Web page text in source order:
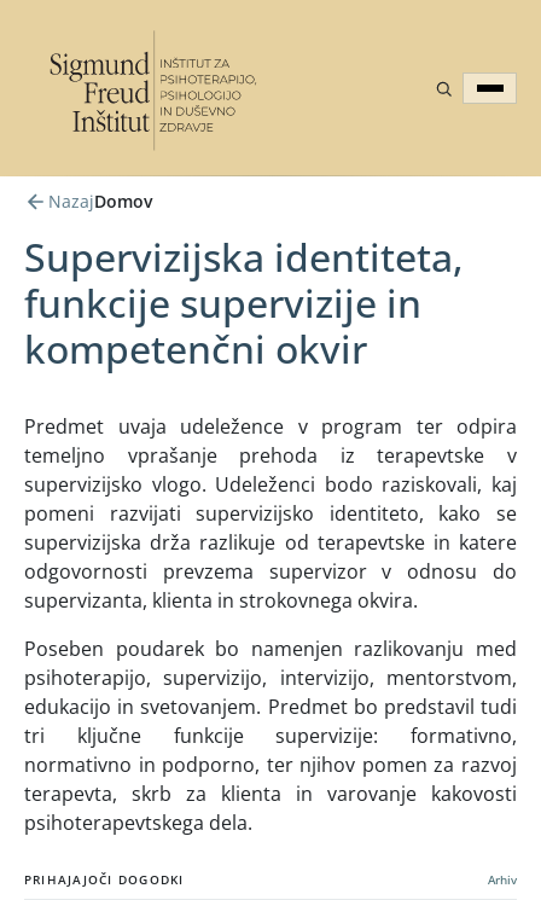
NazajDomov
Supervizijska identiteta,
funkcije supervizije in
kompetenčni okvir
Predmet uvaja udeležence v program ter odpira
temeljno vprašanje prehoda iz terapevtske v
supervizijsko vlogo. Udeleženci bodo raziskovali, kaj
pomeni razvijati supervizijsko identiteto, kako se
supervizijska drža razlikuje od terapevtske in katere
odgovornosti prevzema supervizor v odnosu do
supervizanta, klienta in strokovnega okvira.
Poseben poudarek bo namenjen razlikovanju med
psihoterapijo, supervizijo, intervizijo, mentorstvom,
edukacijo in svetovanjem. Predmet bo predstavil tudi
tri ključne funkcije supervizije: formativno,
normativno in podporno, ter njihov pomen za razvoj
terapevta, skrb za klienta in varovanje kakovosti
psihoterapevtskega dela.
PRIHAJAJOČI DOGODKI Arhiv